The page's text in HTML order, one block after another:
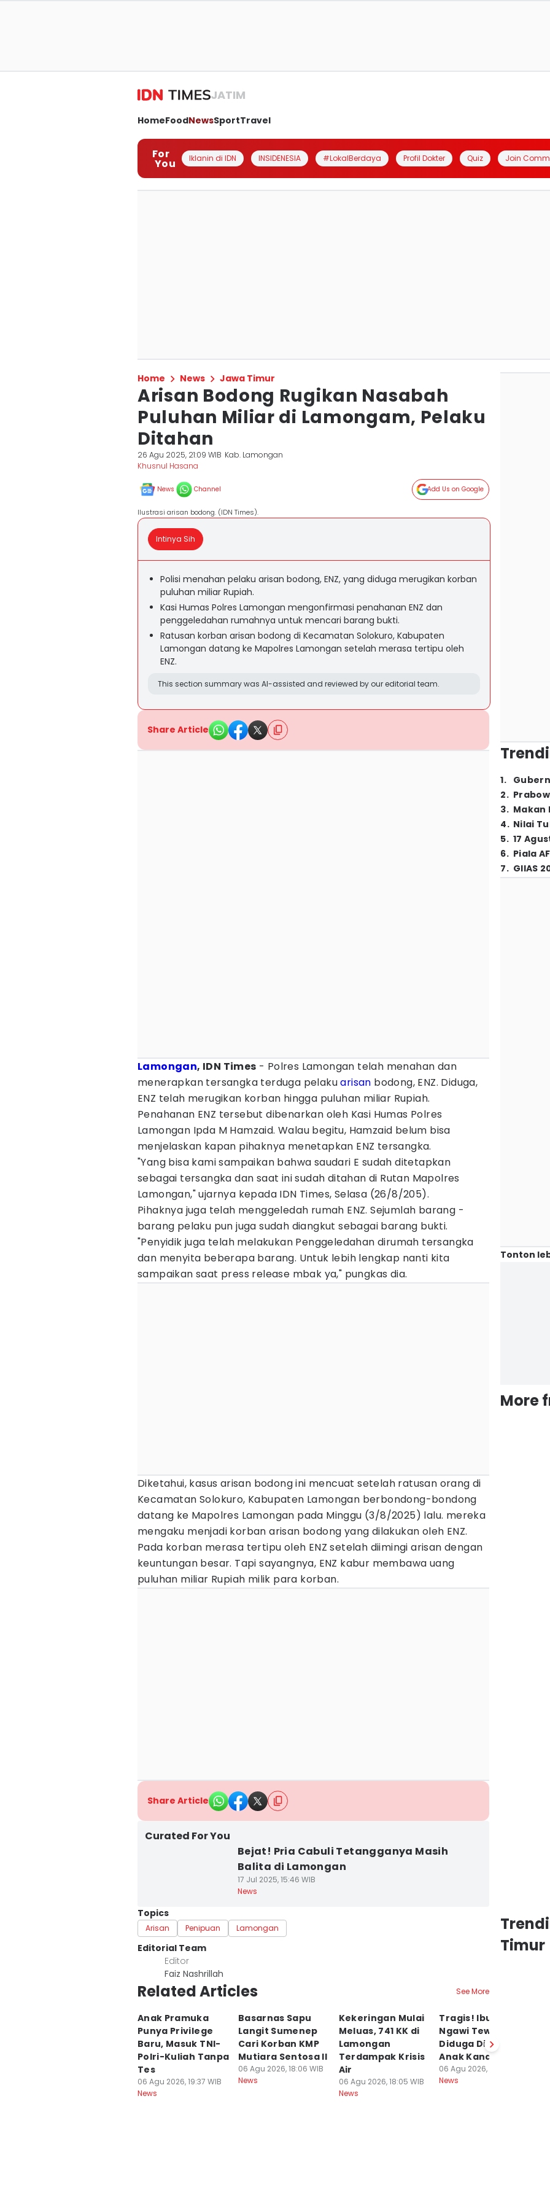
JATIM
HomeFoodNewsSportTravel
For
You Iklanin di IDN INSIDENESIA #LokalBerdaya Profil Dokter Quiz Join
Home News Jawa Timur
Arisan Bodong Rugikan Nasabah
Puluhan Miliar di Lamongam, Pelaku
Ditahan
26 Agu 2025, 21:09 WIB Kab. Lamongan
Khusnul Hasana
News Channel Add Us on Google
Ilustrasi arisan bodong. (IDN Times).
Intinya Sih
Polisi menahan pelaku arisan bodong, ENZ, yang diduga merugikan korban
puluhan miliar Rupiah.
Kasi Humas Polres Lamongan mengonfirmasi penahanan ENZ dan
penggeledahan rumahnya untuk mencari barang bukti.
Ratusan korban arisan bodong di Kecamatan Solokuro, Kabupaten
Lamongan datang ke Mapolres Lamongan setelah merasa tertipu oleh
ENZ.
This section summary was AI-assisted and reviewed by our editorial team.
Share Article
Lamongan, IDN Times - Polres Lamongan telah menahan dan
menerapkan tersangka terduga pelakuarisan bodong, ENZ. Diduga,
ENZ telah merugikan korban hingga puluhan miliar Rupiah.
Penahanan ENZ tersebut dibenarkan oleh Kasi Humas Polres
Lamongan Ipda M Hamzaid. Walau begitu, Hamzaid belum bisa
menjelaskan kapan pihaknya menetapkan ENZ tersangka.
"Yang bisa kami sampaikan bahwa saudari E sudah ditetapkan
sebagai tersangka dan saat ini sudah ditahan di Rutan Mapolres
Lamongan," ujarnya kepada IDN Times, Selasa (26/8/205).
Pihaknya juga telah menggeledah rumah ENZ. Sejumlah barang -
barang pelaku pun juga sudah diangkut sebagai barang bukti.
"Penyidik juga telah melakukan Penggeledahan dirumah tersangka
dan menyita beberapa barang. Untuk lebih lengkap nanti kita
sampaikan saat press release mbak ya," pungkas dia.
Diketahui, kasus arisan bodong ini mencuat setelah ratusan orang di
Kecamatan Solokuro, Kabupaten Lamongan berbondong-bondong
datang ke Mapolres Lamongan pada Minggu (3/8/2025) lalu. mereka
mengaku menjadi korban arisan bodong yang dilakukan oleh ENZ.
Pada korban merasa tertipu oleh ENZ setelah diimingi arisan dengan
keuntungan besar. Tapi sayangnya, ENZ kabur membawa uang
puluhan miliar Rupiah milik para korban.
Share Article
Curated For You
Bejat! Pria Cabuli Tetangganya Masih
Balita di Lamongan
17 Jul 2025, 15:46 WIB
News
Topics
Arisan Penipuan Lamongan
Editorial Team
Editor
Faiz Nashrillah
Related Articles See More
Anak Pramuka
Punya Privilege
Baru, Masuk TNI-
Polri-Kuliah Tanpa
Tes
06 Agu 2026, 19:37 WIB
News
Basarnas Sapu
Langit Sumenep
Cari Korban KMP
Mutiara Sentosa II
06 Agu 2026, 18:06 WIB
News
Kekeringan Mulai
Meluas, 741 KK di
Lamongan
Terdampak Krisis
Air
06 Agu 2026, 18:05 WIB
News
Tragis! Ibu di
Ngawi Tewas
Diduga Dibunuh
Anak Kandungnya
06 Agu 2026, 15:34 WIB
News
1.
2.
3. Makan
4. Nilai
5. 17
6. Piala
7. GIIAS
Tonton
More
Timur